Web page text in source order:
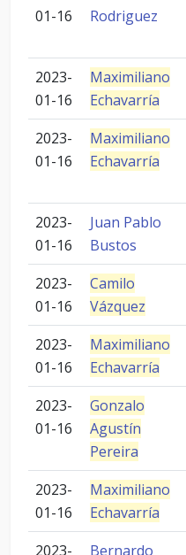
01-16
Rodriguez
2023-
01-16
Maximiliano
Echavarría
2023-
01-16
Maximiliano
Echavarría
2023-
01-16
Juan Pablo
Bustos
2023-
01-16
Camilo
Vázquez
2023-
01-16
Maximiliano
Echavarría
2023-
01-16
Gonzalo
Agustín
Pereira
2023-
01-16
Maximiliano
Echavarría
2023-
Bernardo